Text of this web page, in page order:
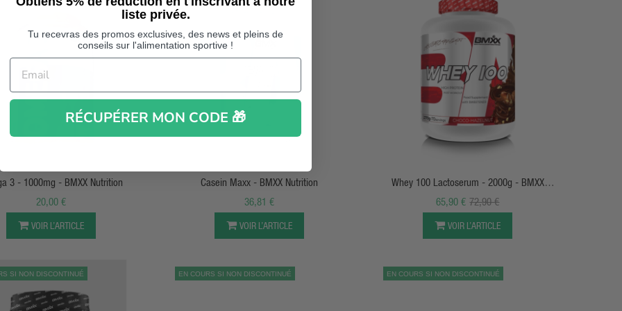
3 - 1000mg - BMXX Nutrition
20,00 €
VOIR L’ARTICLE
Casein Maxx - BMXX Nutrition
36,81 €
VOIR L’ARTICLE
APERÇU RAPIDE
Whey 100 Lactoserum - 2000g - BMXX
SportsNutrition
72,90 €
65,90 €
VOIR L’ARTICLE
SI NON DISCONTINUÉ EN COURS SI NON DISCONTINUÉ EN COURS SI NON DISCONTINUÉ
liste privée.
Tu recevras des promos exclusives, des news et pleins de
conseils sur l'alimentation sportive !
RÉCUPÉRER MON CODE 🎁